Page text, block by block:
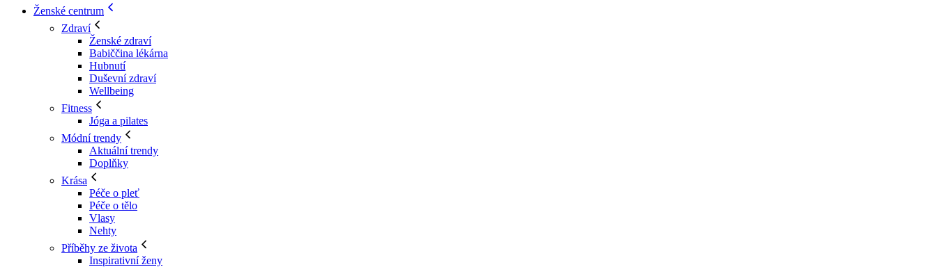
Ženské centrum
Zdraví
Ženské zdraví
Babiččina lékárna
Hubnutí
Duševní zdraví
Wellbeing
Fitness
Jóga a pilates
Módní trendy
Aktuální trendy
Doplňky
Krása
Péče o pleť
Péče o tělo
Vlasy
Nehty
Příběhy ze života
Inspirativní ženy